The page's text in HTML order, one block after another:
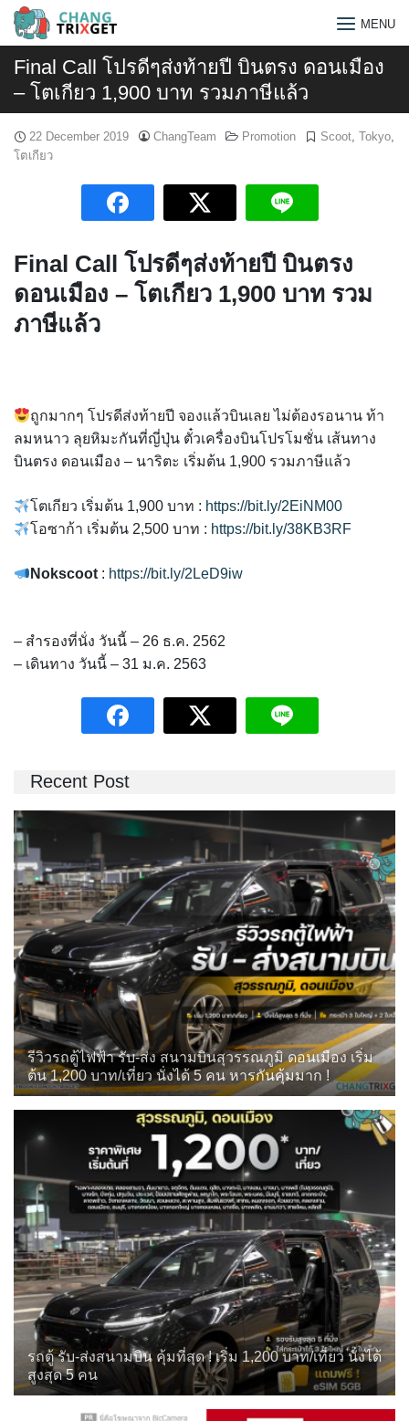
Skip
content
MENU
Final Call โปรดีๆส่งท้ายปี บินตรง ดอนเมือง
– โตเกียว 1,900 บาท รวมภาษีแล้ว
22 December 2019 ChangTeam Promotion Scoot, Tokyo,
โตเกียว
Final Call โปรดีๆส่งท้ายปี บินตรง
ดอนเมือง – โตเกียว 1,900 บาท รวม
ภาษีแล้ว
ถูกมากๆ โปรดีส่งท้ายปี จองแล้วบินเลย ไม่ต้องรอนาน ท้า
ลมหนาว ลุยหิมะกันที่ญี่ปุ่น ตั๋วเครื่องบินโปรโมชั่น เส้นทาง
บินตรง ดอนเมือง – นาริตะ เริ่มต้น 1,900 รวมภาษีแล้ว
โตเกียว เริ่มต้น 1,900 บาท : https://bit.ly/2EiNM00
โอซาก้า เริ่มต้น 2,500 บาท : https://bit.ly/38KB3RF
Nokscoot : https://bit.ly/2LeD9iw
– สำรองที่นั่ง วันนี้ – 26 ธ.ค. 2562
– เดินทาง วันนี้ – 31 ม.ค. 2563
Recent Post
รีวิวรถตู้ไฟฟ้า รับ-ส่ง สนามบินสุวรรณภูมิ ดอนเมือง เริ่ม
ต้น 1,200 บาท/เที่ยว นั่งได้ 5 คน หารกันคุ้มมาก !
รถตู้ รับ-ส่งสนามบิน คุ้มที่สุด ! เริ่ม 1,200 บาท/เที่ยว นั่งได้
สูงสุด 5 คน